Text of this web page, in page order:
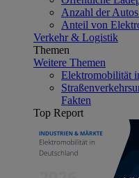
Anzahl der
Anteil von
Verkehr & Logistik
Themen
Weitere Themen
Elektromobilität
Fakten
Top Report